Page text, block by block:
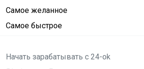
Самое желанное
Самое быстрое
Начать зарабатывать с 24-ok